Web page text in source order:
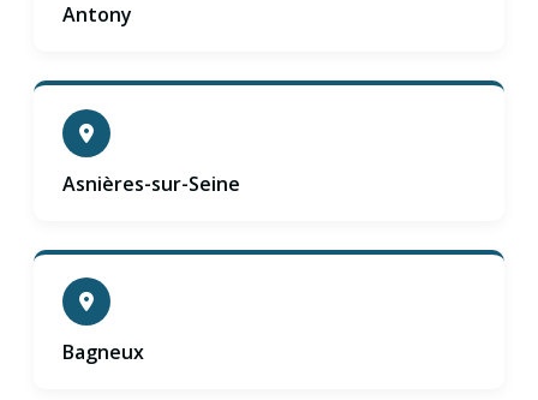
Antony
Asnières-sur-Seine
Bagneux